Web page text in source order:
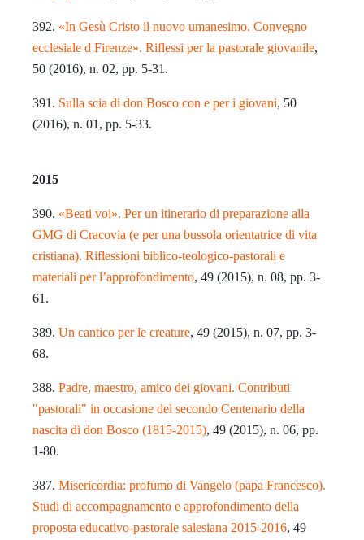
392. «In Gesù Cristo il nuovo umanesimo. Convegno
ecclesiale d Firenze». Riflessi per la pastorale giovanile,
50 (2016), n. 02, pp. 5-31.
391. Sulla scia di don Bosco con e per i giovani, 50
(2016), n. 01, pp. 5-33.
2015
390. «Beati voi». Per un itinerario di preparazione alla
GMG di Cracovia (e per una bussola orientatrice di vita
cristiana). Riflessioni biblico-teologico-pastorali e
materiali per l’approfondimento, 49 (2015), n. 08, pp. 3-
61.
389. Un cantico per le creature, 49 (2015), n. 07, pp. 3-
68.
388. Padre, maestro, amico dei giovani. Contributi
"pastorali" in occasione del secondo Centenario della
nascita di don Bosco (1815-2015), 49 (2015), n. 06, pp.
1-80.
387. Misericordia: profumo di Vangelo (papa Francesco).
Studi di accompagnamento e approfondimento della
proposta educativo-pastorale salesiana 2015-2016, 49